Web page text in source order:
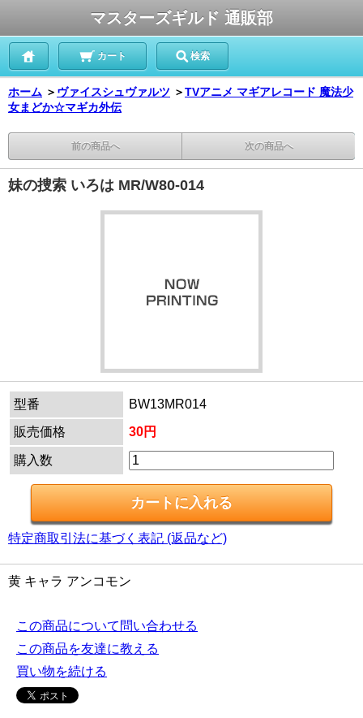
マスターズギルド 通販部
カート 検索
ホーム ＞ ヴァイスシュヴァルツ ＞TVアニメ マギアレコード 魔法少
女まどか☆マギカ外伝
前の商品へ 次の商品へ
妹の捜索 いろは MR/W80-014
型番
BW13MR014
販売価格
30円
購入数
特定商取引法に基づく表記 (返品など)
黄 キャラ アンコモン
この商品について問い合わせる
この商品を友達に教える
買い物を続ける